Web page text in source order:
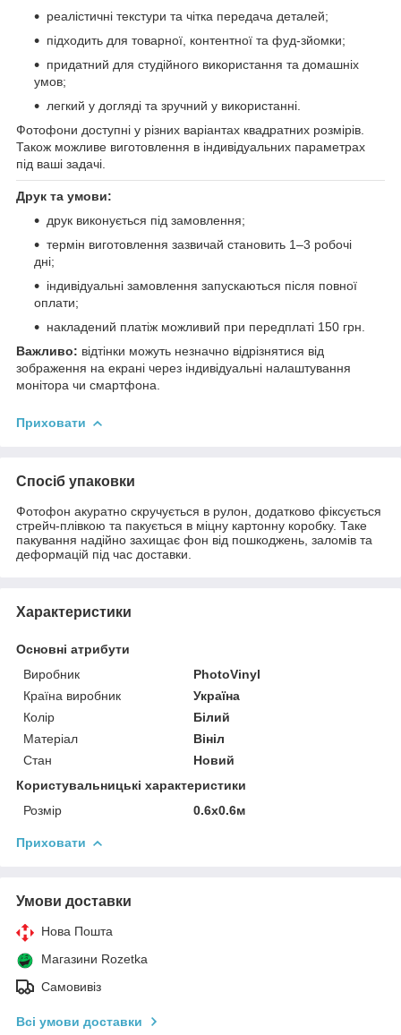
реалістичні текстури та чітка передача деталей;
підходить для товарної, контентної та фуд-зйомки;
придатний для студійного використання та домашніх
умов;
легкий у догляді та зручний у використанні.
Фотофони доступні у різних варіантах квадратних розмірів.
Також можливе виготовлення в індивідуальних параметрах
під ваші задачі.
Друк та умови:
друк виконується під замовлення;
термін виготовлення зазвичай становить 1–3 робочі
дні;
індивідуальні замовлення запускаються після повної
оплати;
накладений платіж можливий при передплаті 150 грн.
Важливо: відтінки можуть незначно відрізнятися від
зображення на екрані через індивідуальні налаштування
монітора чи смартфона.
Приховати
Спосіб упаковки
Фотофон акуратно скручується в рулон, додатково фіксується
стрейч-плівкою та пакується в міцну картонну коробку. Таке
пакування надійно захищає фон від пошкоджень, заломів та
деформацій під час доставки.
Характеристики
Основні атрибути
Виробник
PhotoVinyl
Країна виробник
Україна
Колір
Білий
Матеріал
Вініл
Стан
Новий
Користувальницькі характеристики
Розмір
0.6х0.6м
Приховати
Умови доставки
Нова Пошта
Магазини Rozetka
Самовивіз
Всі умови доставки